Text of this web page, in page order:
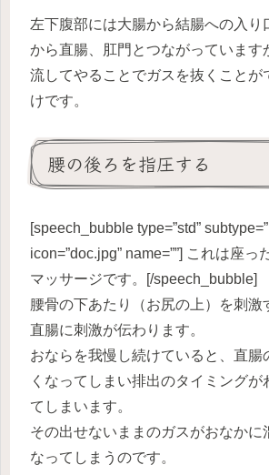
左下腹部には大腸から結腸への入り
から直腸、肛門とつながっています
流してやることでガスを抜くことが
けです。
腰の後ろを指圧する
[speech_bubble type=”std”
icon=”doc.jpg” name=””] これは座っ
マッサージです。[/speech_bubble]
腰骨の下あたり（お尻の上）を刺激
直腸に刺激が伝わります。
おならを我慢し続けていると、直腸
くなってしまい排出のタイミングが
てしまいます。
その出せないままのガスがおなかに
なってしまうのです。